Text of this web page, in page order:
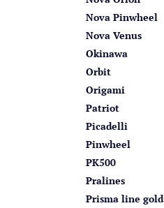
Nova Pinwheel
Nova Venus
Okinawa
Orbit
Origami
Patriot
Picadelli
Pinwheel
PK500
Pralines
Prisma line gold